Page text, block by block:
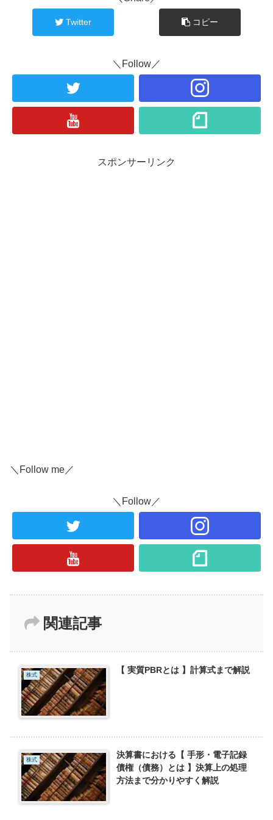
Twitter コピー
＼Follow／
スポンサーリンク
＼Follow me／
＼Follow／
関連記事
株式 【 実質PBRとは 】計算式まで解説
株式
決算書における【 手形・電子記録
債権（債務）とは 】決算上の処理
方法まで分かりやすく解説